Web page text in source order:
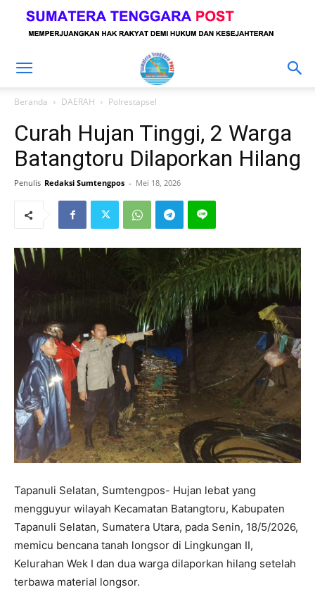
Beranda DAERAH Polrestapsel
Curah Hujan Tinggi, 2 Warga
Batangtoru Dilaporkan Hilang
Penulis Redaksi Sumtengpos - Mei 18, 2026
Tapanuli Selatan, Sumtengpos- Hujan lebat yang
mengguyur wilayah Kecamatan Batangtoru, Kabupaten
Tapanuli Selatan, Sumatera Utara, pada Senin, 18/5/2026,
memicu bencana tanah longsor di Lingkungan II,
Kelurahan Wek I dan dua warga dilaporkan hilang setelah
terbawa material longsor.